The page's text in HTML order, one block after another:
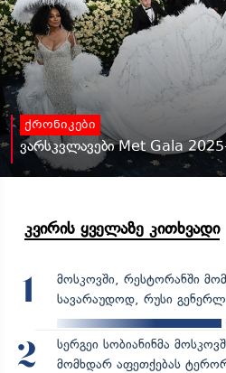
ქრონიკები
ვარსკვლავები Met Gala
კვირის ყველაზე კითხვადი
1
მოსკოვში, რესტორანში
სავარაუდოდ, რუსი
2
სერგეი სობიანინმა
მომხდარ აფეთქებას